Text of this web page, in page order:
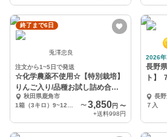
終了まで6日
兎澤忠良
注文から1~5日で発送
☆化学農薬不使用☆【特別栽培】
りんご入り/品種お試し詰め合わ
せ 秋田県鹿角市
〜 3,850円 〜
+送料998円
2026
長野
ト】
長
７入